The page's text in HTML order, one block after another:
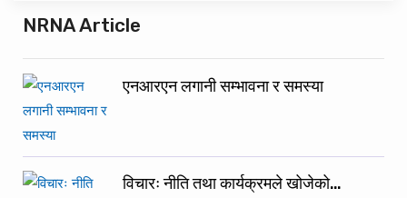
NRNA Article
एनआरएन लगानी सम्भावना र समस्या
विचारः नीति तथा कार्यक्रमले खोजेको…